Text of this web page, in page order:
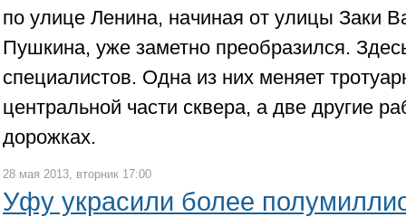
по улице Ленина, начиная от улицы Заки
Пушкина, уже заметно преобразился.
специалистов. Одна из них меняет
центральной части сквера, а две другие
дорожках.
28 мая 2013, вторник 17:00
Уфу украсили более